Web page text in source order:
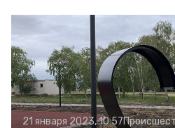
21 января 2023, 10:57